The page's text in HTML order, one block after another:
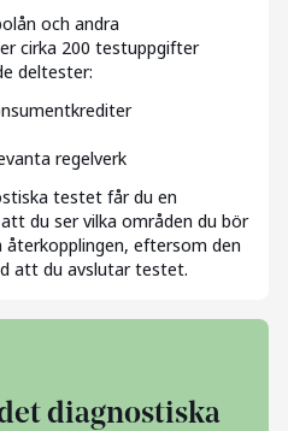
och andra
cirka 200 testuppgifter
deltester:
regelverk
testet får du en
du ser vilka områden du bör
eftersom den
att du avslutar testet.
diagnostiska